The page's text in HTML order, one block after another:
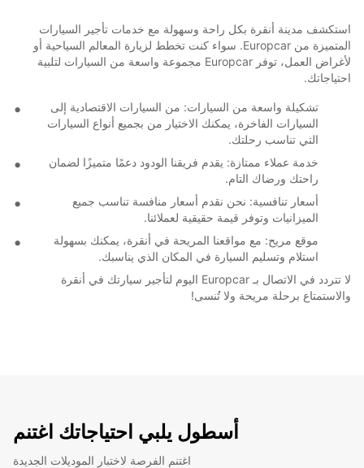
استكشف مدينة أنقرة بكل راحة وسهولة مع خدمات تأجير السيارات
المتميزة من Europcar. سواء كنت تخطط لزيارة المعالم السياحية أو
لأغراض العمل، توفر Europcar مجموعة واسعة من السيارات لتلبية
احتياجاتك.
تشكيلة واسعة من السيارات: من السيارات الاقتصادية إلى
السيارات الفاخرة، يمكنك الاختيار من بجميع أنواع السيارات
التي تناسب رحلتك.
خدمة عملاء ممتازة: يقدم فريقنا الودود دعمًا متميزًا لضمان
راحتك ورضاك التام.
أسعار تنافسية: نحن نقدم أسعار منافسة تناسب جميع
الميزانيات وتوفر قيمة حقيقية لعملائنا.
موقع مريح: مع مواقعنا المريحة في أنقرة، يمكنك بسهولة
استلام وتسليم السيارة في المكان الذي يناسبك.
لا تتردد في الاتصال بـ Europcar اليوم لتأجير سيارتك في أنقرة
والاستمتاع برحلة مريحة ولا تُنسى!
أسطول يلبي احتياجاتك اغتنم
اغتنم الفرصة لاختبار الموديلات الجديدة